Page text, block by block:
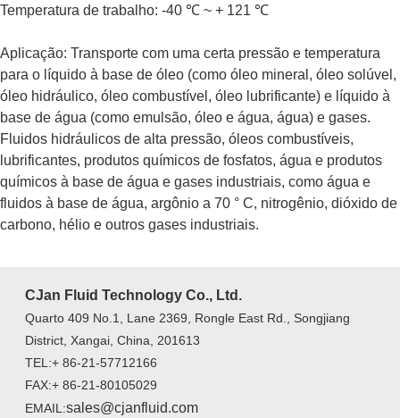
Temperatura de trabalho: -40 ℃ ~ + 121 ℃
Aplicação: Transporte com uma certa pressão e temperatura
para o líquido à base de óleo (como óleo mineral, óleo solúvel,
óleo hidráulico, óleo combustível, óleo lubrificante) e líquido à
base de água (como emulsão, óleo e água, água) e gases.
Fluidos hidráulicos de alta pressão, óleos combustíveis,
lubrificantes, produtos químicos de fosfatos, água e produtos
químicos à base de água e gases industriais, como água e
fluidos à base de água, argônio a 70 ° C, nitrogênio, dióxido de
carbono, hélio e outros gases industriais.
CJan Fluid Technology Co., Ltd.
Quarto 409 No.1, Lane 2369, Rongle East Rd., Songjiang
District, Xangai, China, 201613
TEL:+ 86-21-57712166
FAX:+ 86-21-80105029
EMAIL:sales@cjanfluid.com